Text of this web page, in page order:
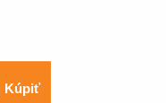
Kúpiť